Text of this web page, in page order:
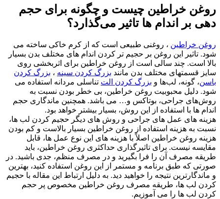
روغن خراطین چیست و چگونه برای حجم
دهی بر اندام ها تاثیر می‌گذارد؟
روغن خراطین ، روغنی طبیعی است که از کرم خاکی ساخته می
شود. تاثیر این روغن بر حجیم تر کردن اندام های مختلف بدن بسیار
بالا است. چند سالی است از روغن خراطین برای اثربخشی روی
سایز قسمتهای مختلف بدن مانند بزرگ کردن سینه ، بزرگ کردن
باسن، گونه، لب‌ها و بزرگ کردن الت تناسلی مردانه استفاده می
شود. دلیل محبوبیت روغن خراطین، بی خطر بودن نسبت به
روش‌های جراحی، بوتاکس و… می باشد. همچنین ماندگاری حجم
اندام ها با استفاده از این روش، بسیار بیشتر خواهد بود.
هزینه های عمل های جراحی و روش های دیگر حجیم کردن لب ها،
نسبت به هزینه استفاده از روغن خراطین بسیار بالاست و کم بودن
هزینه روغن خراطین اصلاً با هزینه های این نوع عمل ها، قابل
مقایسه نیست. برای تاثیرگذاری حداکثری روغن خراطین، باید
طریقه مصرف آن را فرا بگیرید و در مصرف منظم، جدی باشید. در
صورتی که طبق برنامه و مستمر از این روغن استفاده کنید، بهترین
و ماندگارترین نتیجه را خواهید دید. به دلیل ارتباط این مقاله با حجیم
کردن لب ها، طریقه مصرف روغن خراطین مخصوص پر حجم
کردن لب ها را می آموزیم.